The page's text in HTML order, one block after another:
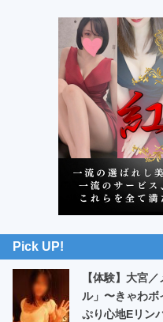
Pick UP!
【体験】大宮
ル」〜きゃわボ
ぷり心地Eリン